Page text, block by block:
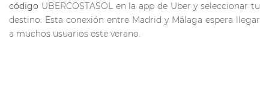
código UBERCOSTASOL en la app de Uber y seleccionar tu
destino. Esta conexión entre Madrid y Málaga espera llegar
a muchos usuarios este verano.